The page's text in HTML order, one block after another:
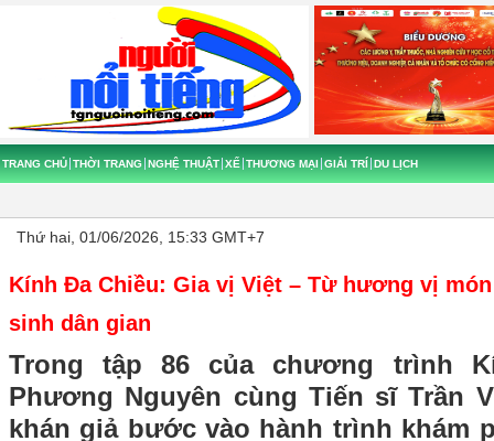
TRANG CHỦ THỜI TRANG NGHỆ THUẬT XẾ THƯƠNG MẠI GIẢI TRÍ DU LỊCH
Thứ hai, 01/06/2026, 15:33 GMT+7
Kính Đa Chiều: Gia vị Việt – Từ hương vị
sinh dân gian
Trong tập 86 của chương trình
Phương Nguyên cùng Tiến sĩ Trần
khán giả bước vào hành trình khám